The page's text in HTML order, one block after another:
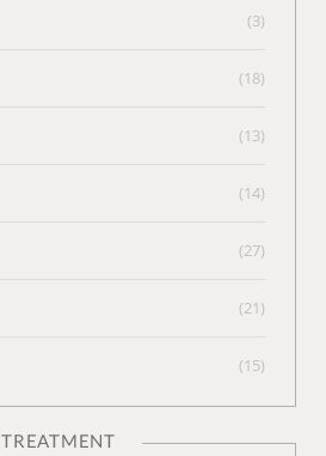
(3)
(18)
(13)
(14)
(27)
(21)
(15)
TREATMENT